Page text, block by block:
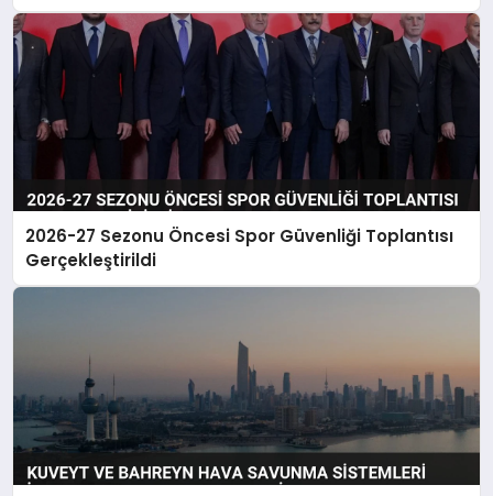
2026-27 Sezonu Öncesi Spor Güvenliği Toplantısı
Gerçekleştirildi